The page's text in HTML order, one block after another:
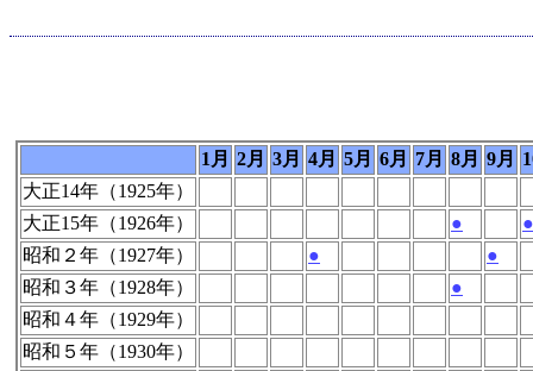
1月 2月 3月 4月 5月 6月 7月 8月 9月
大正14年（1925年）
大正15年（1926年）
●
●
昭和２年（1927年）
●
●
昭和３年（1928年）
●
昭和４年（1929年）
昭和５年（1930年）